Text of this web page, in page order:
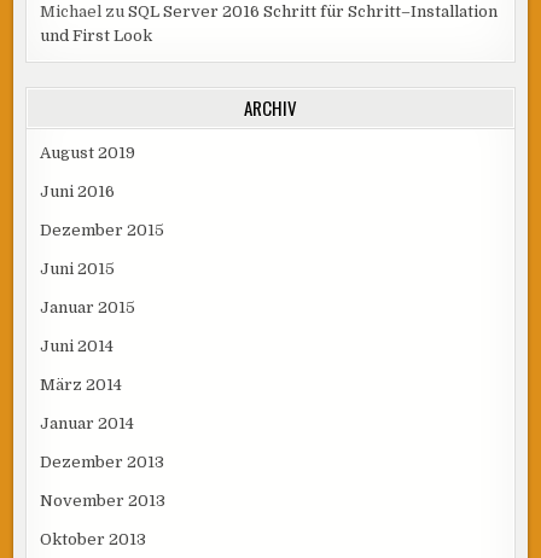
Michael zuSQL Server 2016 Schritt für Schritt–Installation
und First Look
ARCHIV
August 2019
Juni 2016
Dezember 2015
Juni 2015
Januar 2015
Juni 2014
März 2014
Januar 2014
Dezember 2013
November 2013
Oktober 2013